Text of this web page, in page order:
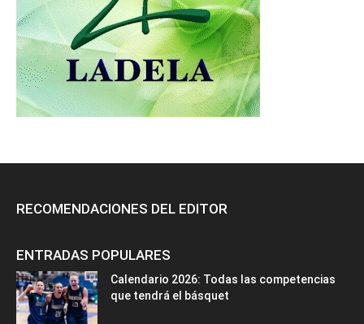
RECOMENDACIONES DEL EDITOR
ENTRADAS POPULARES
Calendario 2026: Todas las competencias
que tendrá el básquet